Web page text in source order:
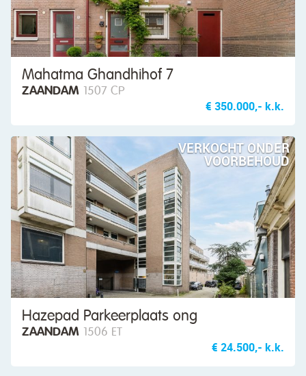
Mahatma Ghandhihof 7
ZAANDAM 1507 CP
€ 350.000,- k.k.
VERKOCHT ONDER
VOORBEHOUD
Hazepad Parkeerplaats ong
ZAANDAM 1506 ET
€ 24.500,- k.k.